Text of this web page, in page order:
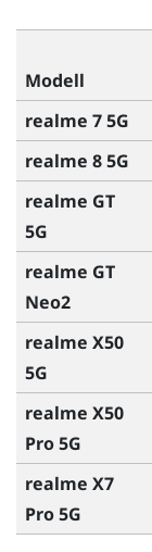
Modell
realme 7 5G
realme 8 5G
realme GT
5G
realme GT
Neo2
realme X50
5G
realme X50
Pro 5G
realme X7
Pro 5G